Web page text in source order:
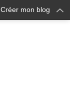
Créer mon blog